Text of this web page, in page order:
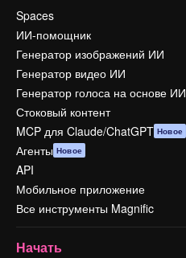
Spaces
ИИ-помощник
Генератор изображений ИИ
Генератор видео ИИ
Генератор голоса на основе ИИ
Стоковый контент
MCP для Claude/ChatGPT Новое
Агенты Новое
API
Мобильное приложение
Все инструменты Magnific
Начать